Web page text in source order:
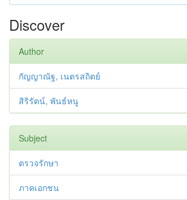
Discover
Author
กัญญาณัฐ, เนตรสถิตย์
สิริรัตน์, พันธ์หนู
Subject
ตรวจรักษา
ภาคเอกชน